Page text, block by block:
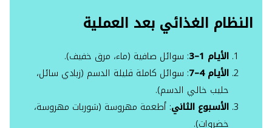
النظام الغذائي بعد العملية
الأيام 1–3
: سوائل صافية (ماء، مرق خفيف).
الأيام 4–7
: سوائل كاملة قليلة الدسم (زبادي سائل،
حليب خالي الدسم).
الأسبوع الثاني: أطعمة مهروسة (شوربات مهروسة،
خضروات).